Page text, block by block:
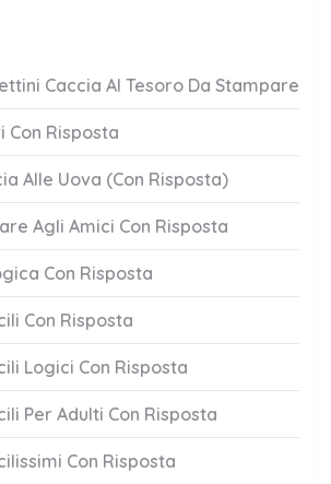
Caccia Al Tesoro Da Stampare
Con Risposta
Alle Uova (Con Risposta)
Agli Amici Con Risposta
Con Risposta
Con Risposta
Logici Con Risposta
Per Adulti Con Risposta
Con Risposta